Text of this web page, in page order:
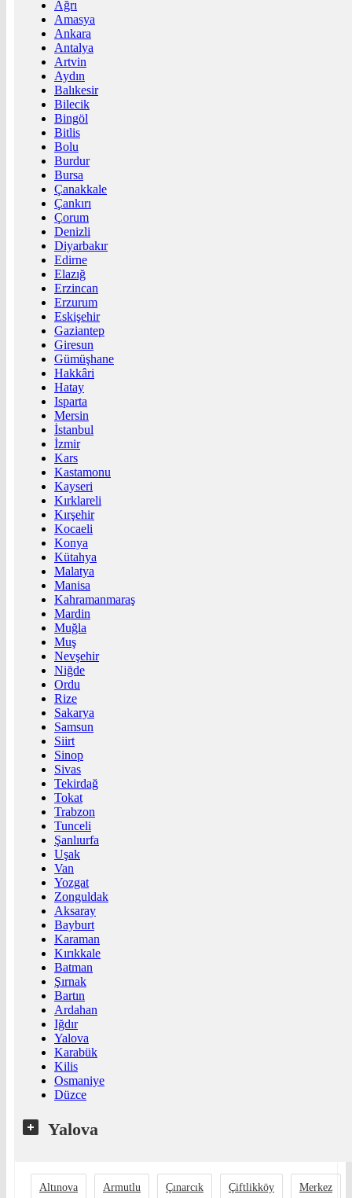
Ağrı
Amasya
Ankara
Antalya
Artvin
Aydın
Balıkesir
Bilecik
Bingöl
Bitlis
Bolu
Burdur
Bursa
Çanakkale
Çankırı
Çorum
Denizli
Diyarbakır
Edirne
Elazığ
Erzincan
Erzurum
Eskişehir
Gaziantep
Giresun
Gümüşhane
Hakkâri
Hatay
Isparta
Mersin
İstanbul
İzmir
Kars
Kastamonu
Kayseri
Kırklareli
Kırşehir
Kocaeli
Konya
Kütahya
Malatya
Manisa
Kahramanmaraş
Mardin
Muğla
Muş
Nevşehir
Niğde
Ordu
Rize
Sakarya
Samsun
Siirt
Sinop
Sivas
Tekirdağ
Tokat
Trabzon
Tunceli
Şanlıurfa
Uşak
Van
Yozgat
Zonguldak
Aksaray
Bayburt
Karaman
Kırıkkale
Batman
Şırnak
Bartın
Ardahan
Iğdır
Yalova
Karabük
Kilis
Osmaniye
Düzce
Yalova
Altınova Armutlu Çınarcık Çiftlikköy Merkez